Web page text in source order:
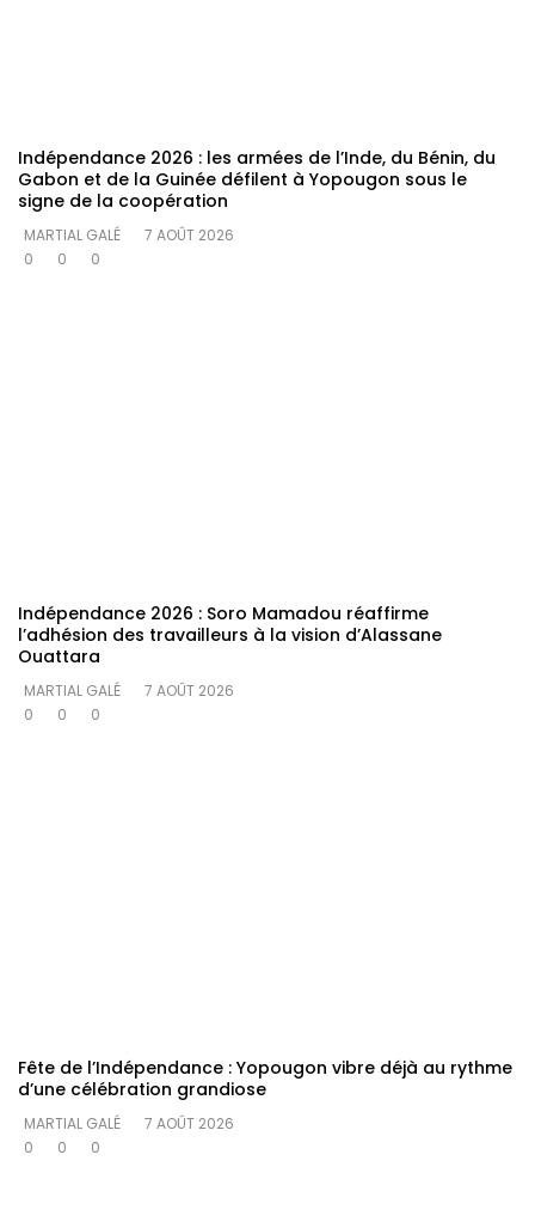
Indépendance 2026 : les armées de l’Inde, du Bénin, du
Gabon et de la Guinée défilent à Yopougon sous le
signe de la coopération
MARTIAL GALÉ
7 AOÛT 2026
0
0 0
Indépendance 2026 : Soro Mamadou réaffirme
l’adhésion des travailleurs à la vision d’Alassane
Ouattara
MARTIAL GALÉ
7 AOÛT 2026
0
0 0
Fête de l’Indépendance : Yopougon vibre déjà au rythme
d’une célébration grandiose
MARTIAL GALÉ
7 AOÛT 2026
0
0 0